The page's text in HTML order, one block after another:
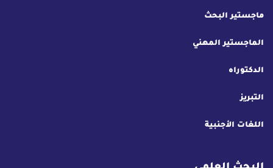
ماجستير البحث
الماجستير المهني
الدكتوراه
التبريز
اللغات الأجنبية